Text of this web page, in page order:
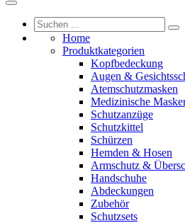
Home
Produktkategorien
Kopfbedeckung
Augen &
Atemschutzmasken
Medizinische
Schutzanzüge
Schutzkittel
Schürzen
Hemden & Hosen
Armschutz &
Handschuhe
Abdeckungen
Zubehör
Schutzsets